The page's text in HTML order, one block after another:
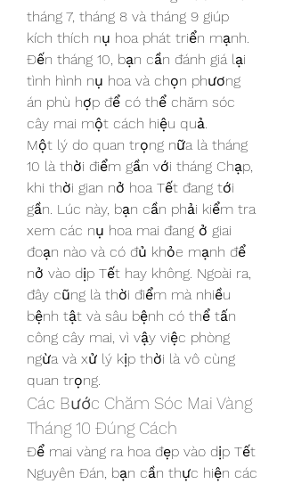
tháng 7, tháng 8 và tháng 9 giúp
kích thích nụ hoa phát triển mạnh.
Đến tháng 10, bạn cần đánh giá lại
tình hình nụ hoa và chọn phương
án phù hợp để có thể chăm sóc
cây mai một cách hiệu quả.
Một lý do quan trọng nữa là tháng
10 là thời điểm gần với tháng Chạp,
khi thời gian nở hoa Tết đang tới
gần. Lúc này, bạn cần phải kiểm tra
xem các nụ hoa mai đang ở giai
đoạn nào và có đủ khỏe mạnh để
nở vào dịp Tết hay không. Ngoài ra,
đây cũng là thời điểm mà nhiều
bệnh tật và sâu bệnh có thể tấn
công cây mai, vì vậy việc phòng
ngừa và xử lý kịp thời là vô cùng
quan trọng.
Các Bước Chăm Sóc Mai Vàng
Tháng 10 Đúng Cách
Để mai vàng ra hoa đẹp vào dịp Tết
Nguyên Đán, bạn cần thực hiện các